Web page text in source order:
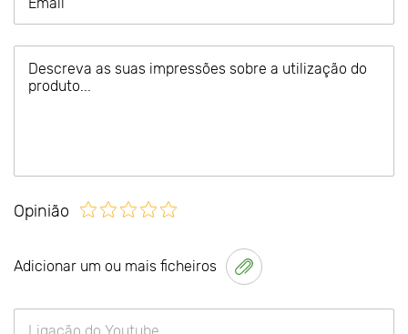
Opinião
Adicionar um ou mais ficheiros